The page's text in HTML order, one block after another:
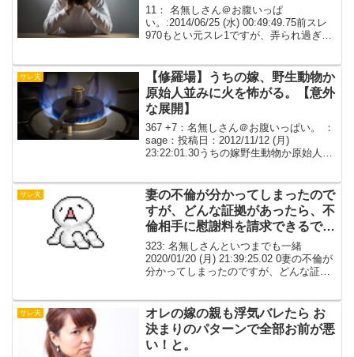
11： 名無しさん＠お腹いっぱ
い。:2014/06/25 (水) 00:49:49.75前スレ
970もとい元スレ1ですが、弄られ過ぎて
よありがとうな藻前ら・・・16：...
サレ夫
【修羅場】うちの嫁、野生動物か
原始人並みに火を怖がる。【意外
な展開】
367 +7：名無しさん＠お腹いっぱい。 ：
sage：投稿日：2012/11/12 (月)
23:22:01.30うちの嫁野生動物か原始人並
ダと魚の刺身っぽいものばかり...
サレ夫
妻の不倫が分かってしまったので
すが、どんな証拠があったら、不
倫相手に慰謝料を請求できるでし
ょうか。
323: 名無しさんといつまでも一緒
2020/01/20 (月) 21:39:25.02 0妻の不倫が
分かってしまったのですが、どんな証拠
偶者、子供あり。携帯番号はわ...
サレ夫
オレの嫁の親も浮気バレたら お
決まりのパターンで全部お前が悪
い！と。